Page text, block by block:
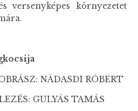
versenyképes környezetet
NÁDASDI RÓBERT
GULYÁS TAMÁS